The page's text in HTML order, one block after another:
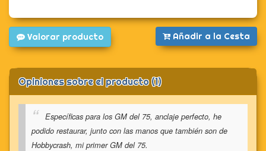
Valorar producto Añadir a la Cesta
Opiniones sobre el producto (1)
Específicas para los GM del 75, anclaje perfecto, he
podido restaurar, junto con las manos que también son de
Hobbycrash, mi primer GM del 75.